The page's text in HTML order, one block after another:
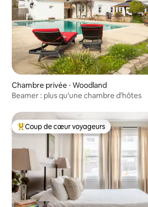
Chambre privée ⋅ Woodland
Beamer : plus qu'une chambre d'hôtes
Coups de cœur voyageurs les plus
Coup de cœur voyageurs